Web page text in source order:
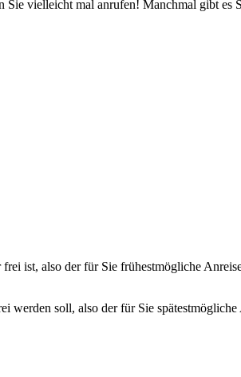
vielleicht mal anrufen! Manchmal gibt
ist, also der für Sie frühestmögliche
werden soll, also der für Sie